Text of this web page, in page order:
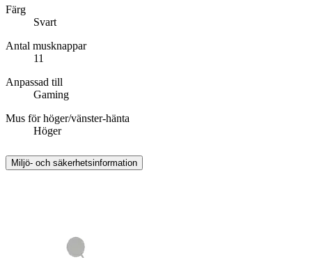
Färg
Svart
Antal musknappar
11
Anpassad till
Gaming
Mus för höger/vänster-hänta
Höger
Miljö- och säkerhetsinformation